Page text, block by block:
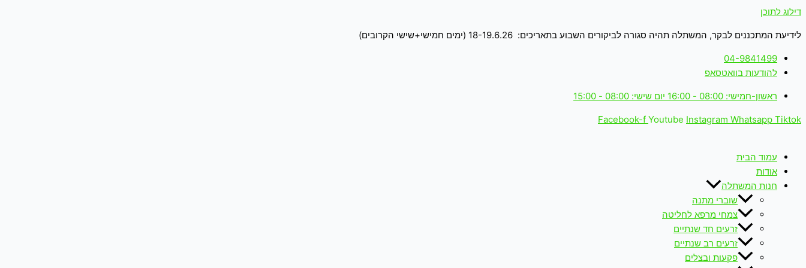
דילוג לתוכן
לידיעת המתכננים לבקר, המשתלה תהיה סגורה לביקורים השבוע בתאריכים: 18-19.6.26 (ימים חמישי+שישי הקרובים)
04-9841499
להודעות בוואטסאפ
ראשון-חמישי: 08:00 - 16:00 יום שישי: 08:00 - 15:00
Facebook-f Youtube Instagram Whatsapp Tiktok
עמוד הבית
אודות
חנות המשתלה
שוברי מתנה
צמחי מרפא לחליטה
זרעים חד שנתיים
זרעים רב שנתיים
פקעות ובצלים